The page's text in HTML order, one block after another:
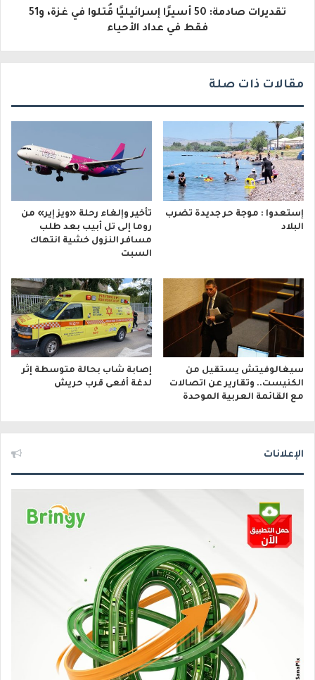
تقديرات صادمة: 50 أسيرًا إسرائيليًا قُتلوا في غزة، و51
فقط في عداد الأحياء
مقالات ذات صلة
إستعدوا : موجة حر جديدة تضرب
البلاد
تأخير وإلغاء رحلة «ويز إير» من
روما إلى تل أبيب بعد طلب
مسافر النزول خشية انتهاك
السبت
سيغالوفيتش يستقيل من
الكنيست.. وتقارير عن اتصالات
مع القائمة العربية الموحدة
إصابة شاب بحالة متوسطة إثر
لدغة أفعى قرب حريش
الإعلانات